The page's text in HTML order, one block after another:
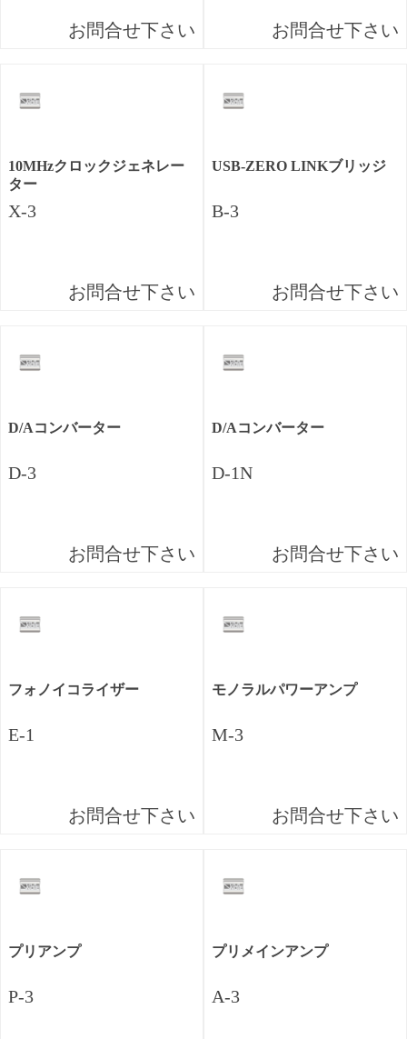
お問合せ下さい お問合せ下さい
10MHzクロックジェネレー
ター
X-3
お問合せ下さい
USB-ZERO LINKブリッジ
B-3
お問合せ下さい
D/Aコンバーター
D-3
お問合せ下さい
D/Aコンバーター
D-1N
お問合せ下さい
フォノイコライザー
E-1
お問合せ下さい
モノラルパワーアンプ
M-3
お問合せ下さい
プリアンプ
P-3
プリメインアンプ
A-3